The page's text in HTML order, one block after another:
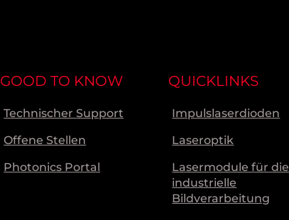
GOOD TO KNOW
Technischer Support
Offene Stellen
Photonics Portal
QUICKLINKS
Impulslaserdioden
Laseroptik
Lasermodule für die
industrielle
Bildverarbeitung